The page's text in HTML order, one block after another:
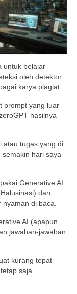
untuk belajar
oleh detektor
karya plagiat
prompt yang luar
hasilnya
atau tugas yang di
hari saya
Generative AI
dan
di baca.
AI (apapun
jawaban-jawaban
kurang tepat
saja